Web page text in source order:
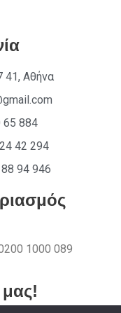
41, Αθήνα
65 884
42 294
94 946
1000 089